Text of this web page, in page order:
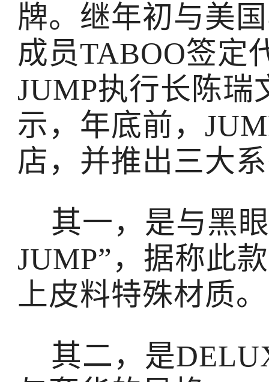
牌。继年初与美
成员TABOO签定
JUMP执行长陈瑞
示，年底前，
店，并推出三大
其一，是与黑
JUMP”，据称此
上皮料特殊材质。
其二，是